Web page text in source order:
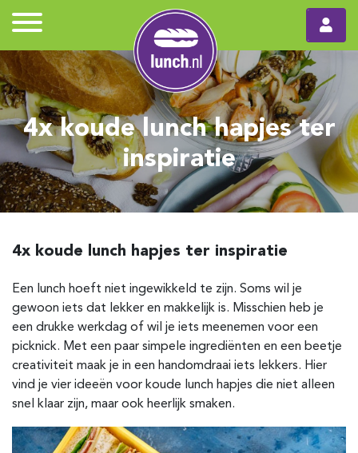
4x koude lunch hapjes ter
inspiratie
4x koude lunch hapjes ter inspiratie
Een lunch hoeft niet ingewikkeld te zijn. Soms wil je
gewoon iets dat lekker en makkelijk is. Misschien heb je
een drukke werkdag of wil je iets meenemen voor een
picknick. Met een paar simpele ingrediënten en een beetje
creativiteit maak je in een handomdraai iets lekkers. Hier
vind je vier ideeën voor koude lunch hapjes die niet alleen
snel klaar zijn, maar ook heerlijk smaken.